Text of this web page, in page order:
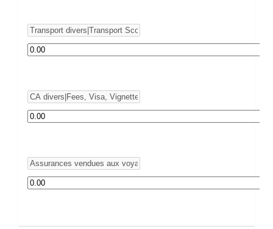
Rubrique
Montant
Rubrique
Montant
Rubrique
Montant